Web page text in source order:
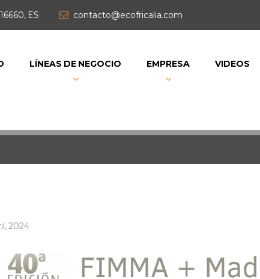
ES contacto@ecofricalia.com
LÍNEAS DE NEGOCIO EMPRESA VIDEOS
2024